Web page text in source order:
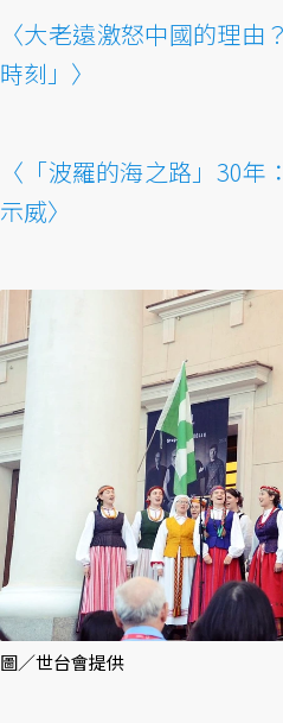
〈大老遠激怒中國的理
時刻」〉
〈「波羅的海之路」30
示威〉
圖／世台會提供